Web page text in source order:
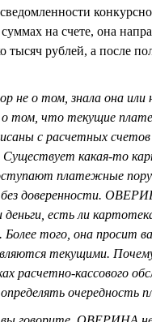
суммах на счете, она
тысяч рублей, а после
не о том, знала она или
том, что текущие
с расчетных
какая-то
платежные
доверенности.
есть ли
того, она просит
текущими.
расчетно-кассового
очередность